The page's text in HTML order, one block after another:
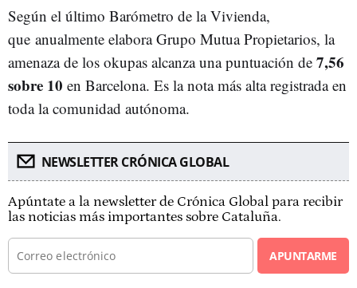
Según el último Barómetro de la Vivienda,
que anualmente elabora Grupo Mutua Propietarios, la
amenaza de los okupas alcanza una puntuación de 7,56
sobre 10 en Barcelona. Es la nota más alta registrada en
toda la comunidad autónoma.
NEWSLETTER CRÓNICA GLOBAL
Apúntate a la newsletter de Crónica Global para recibir
las noticias más importantes sobre Cataluña.
APUNTARME